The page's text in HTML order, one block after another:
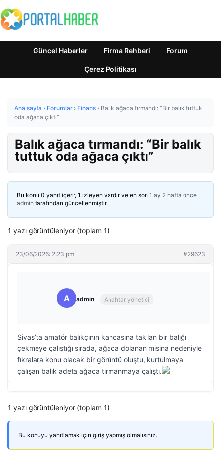
Güncel Haberler Firma Rehberi Forum
Çerez Politikası
Ana sayfa › Forumlar › Finans › Balık ağaca tırmandı: “Bir balık tuttuk
oda ağaca çıktı”
Balık ağaca tırmandı: “Bir balık
tuttuk oda ağaca çıktı”
Bu konu 0 yanıt içerir, 1 izleyen vardır ve en son 1 ay 2 hafta önce
admin tarafından güncellenmiştir.
1 yazı görüntüleniyor (toplam 1)
23/06/2026: 2:23 pm #29623
A admin Anahtar yönetici
Sivas’ta amatör balıkçının kancasına takılan bir balığı
çekmeye çalıştığı sırada, ağaca dolanan misina nedeniyle
fıkralara konu olacak bir görüntü oluştu, kurtulmaya
çalışan balık adeta ağaca tırmanmaya çalıştı.
1 yazı görüntüleniyor (toplam 1)
Bu konuyu yanıtlamak için giriş yapmış olmalısınız.